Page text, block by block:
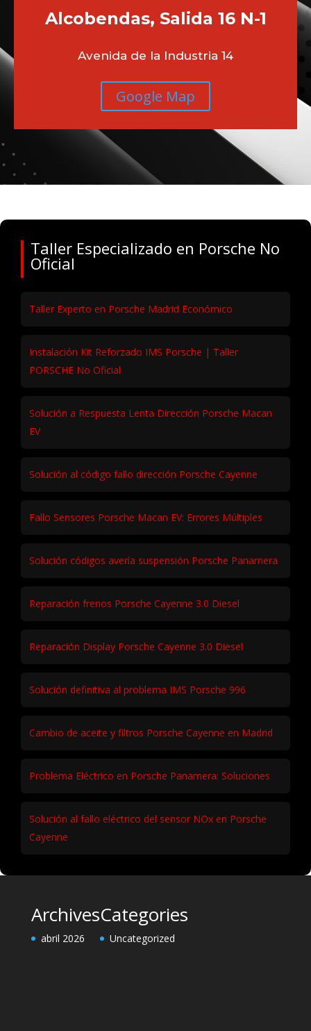
Alcobendas, Salida 16 N-1
Avenida de la Industria 14
Google Map
Taller Especializado en Porsche No
Oficial
Taller Experto en Porsche Madrid Económico
Instalación Kit Reforzado IMS Porsche | Taller
PORSCHE No Oficial
Solución a Respuesta Lenta Dirección Porsche Macan
EV
Solución al código fallo dirección Porsche Cayenne
Fallo Sensores Porsche Macan EV: Errores Múltiples
Solución códigos avería suspensión Porsche Panamera
Reparación frenos Porsche Cayenne 3.0 Diesel
Reparación Display Porsche Cayenne 3.0 Diesel
Solución definitiva al problema IMS Porsche 996
Cambio de aceite y filtros Porsche Cayenne en Madrid
Problema Eléctrico en Porsche Panamera: Soluciones
Solución al fallo eléctrico del sensor NOx en Porsche
Cayenne
Archives
abril 2026
Categories
Uncategorized